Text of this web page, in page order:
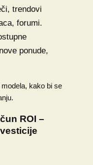
trendovi
forumi.
ponude,
kako bi se
ROI –